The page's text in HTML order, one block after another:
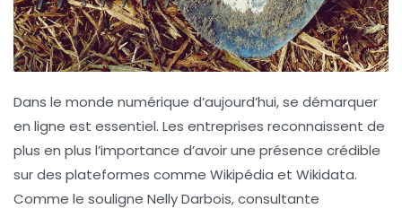
Dans le monde numérique d’aujourd’hui, se démarquer
en ligne est essentiel. Les entreprises reconnaissent de
plus en plus l’importance d’avoir une présence crédible
sur des plateformes comme Wikipédia et Wikidata.
Comme le souligne Nelly Darbois, consultante